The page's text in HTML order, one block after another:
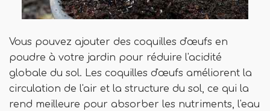
Vous pouvez ajouter des coquilles d'œufs en
poudre à votre jardin pour réduire l'acidité
globale du sol. Les coquilles d'œufs améliorent la
circulation de l'air et la structure du sol, ce qui la
rend meilleure pour absorber les nutriments, l'eau